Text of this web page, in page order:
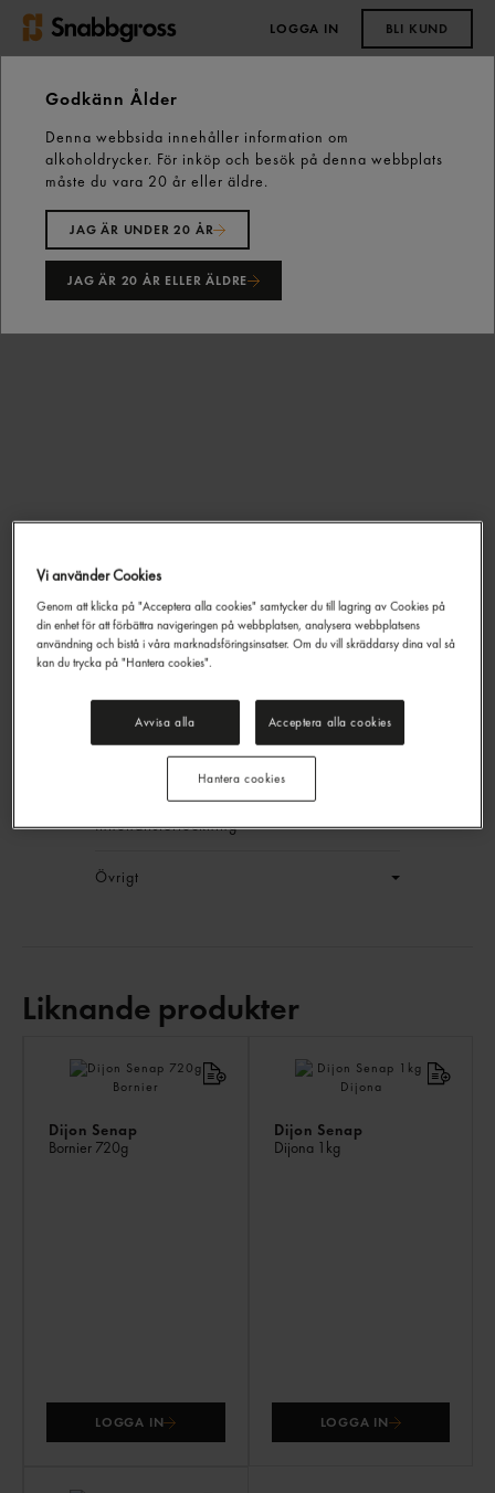
LOGGA IN BLI KUND
Torsdag den 13 augusti genomför vi underhållsarbete.
Hemsidan kan vara otillgänglig mellan kl. 14:00-15:00
Start Fastfood Senap
Dijonsenap
Bornier5kg
LOGGA IN
Generell produktinfo
Innehållsförteckning
Övrigt
Liknande produkter
Dijon Senap
Bornier 720g
LOGGA IN
Dijon Senap
Dijona 1kg
LOGGA IN
Godkänn Ålder
Denna webbsida innehåller information om
alkoholdrycker. För inköp och besök på denna webbplats
måste du vara 20 år eller äldre.
JAG ÄR UNDER 20 ÅR
JAG ÄR 20 ÅR ELLER ÄLDRE
Vi använder Cookies
Genom att klicka på "Acceptera alla cookies" samtycker du till lagring av Cookies på
din enhet för att förbättra navigeringen på webbplatsen, analysera webbplatsens
användning och bistå i våra marknadsföringsinsatser. Om du vill skräddarsy dina val så
kan du trycka på "Hantera cookies".
Avvisa alla Acceptera alla cookies
Hantera cookies